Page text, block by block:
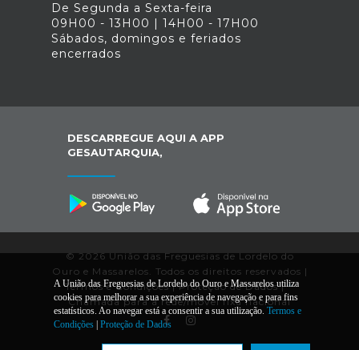
De Segunda a Sexta-feira
09H00 - 13H00 | 14H00 - 17H00
Sábados, domingos e feriados
encerrados
DESCARREGUE AQUI A APP
GESAUTARQUIA,
© 2026 União das Freguesias de Lordelo do
Ouro e Massarelos. Todos os direitos reservados |
Termos e Condições|Proteção de Dados|*
Chamada para a rede/móvel fixa nacional
A União das Freguesias de Lordelo do Ouro e Massarelos utiliza
cookies para melhorar a sua experiência de navegação e para fins
estatísticos. Ao navegar está a consentir a sua utilização. Termos e
Condições| Proteção de Dados